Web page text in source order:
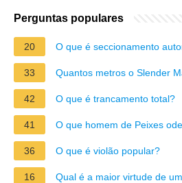
Perguntas populares
20 O que é seccionamento
33 Quantos metros o Slender
42 O que é trancamento total?
41 O que homem de Peixes
36 O que é violão popular?
16 Qual é a maior virtude de